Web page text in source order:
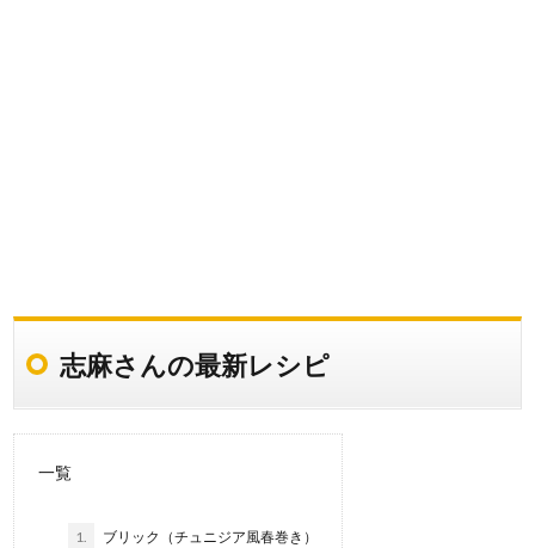
志麻さんの最新レシピ
一覧
1. ブリック（チュニジア風春巻き）